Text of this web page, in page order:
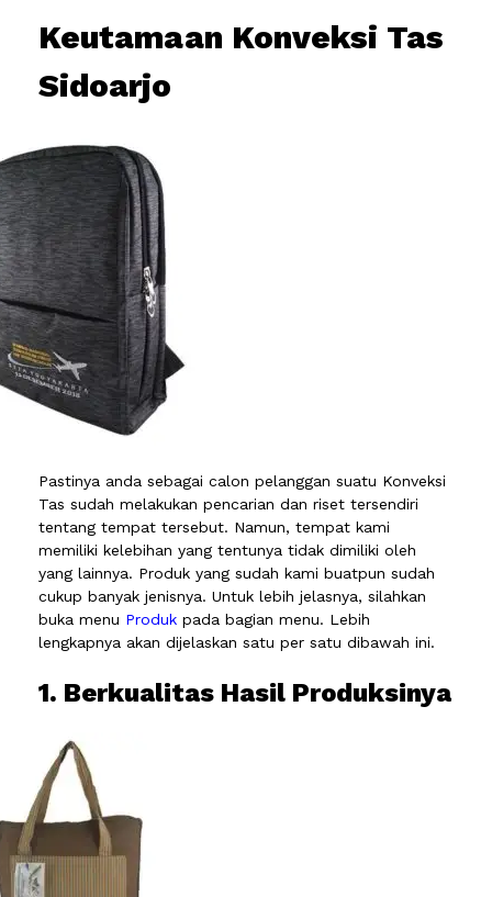
Keutamaan Konveksi Tas
Sidoarjo
Pastinya anda sebagai calon pelanggan suatu Konveksi
Tas sudah melakukan pencarian dan riset tersendiri
tentang tempat tersebut. Namun, tempat kami
memiliki kelebihan yang tentunya tidak dimiliki oleh
yang lainnya. Produk yang sudah kami buatpun sudah
cukup banyak jenisnya. Untuk lebih jelasnya, silahkan
buka menu Produk pada bagian menu. Lebih
lengkapnya akan dijelaskan satu per satu dibawah ini.
1. Berkualitas Hasil Produksinya